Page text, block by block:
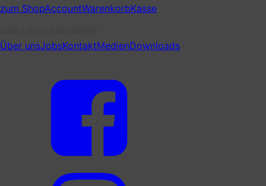
zum ShopAccountWarenkorbKasse
Über unsJobsKontaktMedienDownloads